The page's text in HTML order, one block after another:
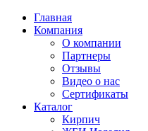
Главная
Компания
О компании
Партнеры
Отзывы
Видео о нас
Сертификаты
Каталог
Кирпич